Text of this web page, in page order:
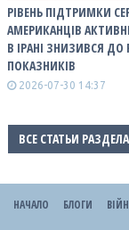
РІВЕНЬ ПІДТРИМКИ
АМЕРИКАНЦІВ
В ІРАНІ ЗНИЗИВСЯ
ПОКАЗНИКІВ
2026-07-30 14:37
ВСЕ СТАТЬИ
НАЧАЛО БЛОГИ